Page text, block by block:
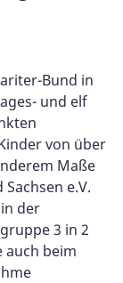
Bund in
und elf
von über
Maße
e.V.
der
3 in 2
auch beim